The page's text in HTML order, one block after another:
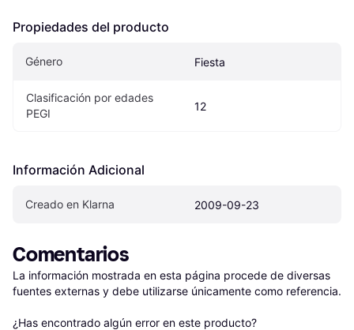
Propiedades del producto
Género Fiesta
Clasificación por edades
PEGI
12
Información Adicional
Creado en Klarna 2009-09-23
Comentarios
La información mostrada en esta página procede de diversas
fuentes externas y debe utilizarse únicamente como referencia.
¿Has encontrado algún error en este producto?